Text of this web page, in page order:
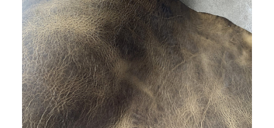
SHOWROOM
CERTIFICAZIONI
SOSTENIBILITÀ
NEWS & FIERE
GALLERY